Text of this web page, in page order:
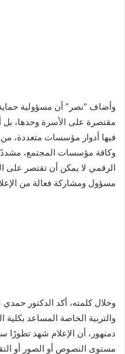
وأضاف “نصر” أن مسؤولية
مقتصرة على الأسرة وحدها،
فيها أدوار مؤسسات متعددة، من
وكافة مؤسسات المجتمع،
الرقمي لا يمكن أن تقتصر على
مسؤول ومشاركة فعالة من
وخلال كلمته، أكد الدكتور
والتربية الخاصة المساعد بكلية
دمنهور، أن الإعلام شهد
مستوى النصوص أو الصور أو